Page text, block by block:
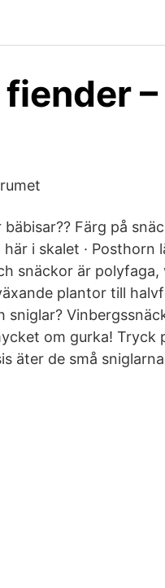
–
Färg på
i skalet · Posthorn
snäckor är
plantor till
sniglar?
om gurka! Tryck
äter de små